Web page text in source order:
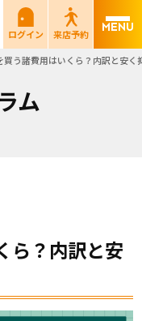
山口の土地＆新築ナビ
ログイン
来店予約
買う諸費用はいくら？内訳と安く
ム
ら？内訳と安